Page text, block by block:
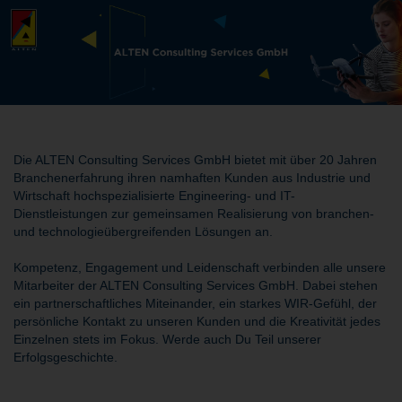
Die ALTEN Consulting Services GmbH bietet mit über 20 Jahren
Branchenerfahrung ihren namhaften Kunden aus Industrie und
Wirtschaft hochspezialisierte Engineering- und IT-
Dienstleistungen zur gemeinsamen Realisierung von branchen-
und technologieübergreifenden Lösungen an.
Kompetenz, Engagement und Leidenschaft verbinden alle unsere
Mitarbeiter der ALTEN Consulting Services GmbH. Dabei stehen
ein partnerschaftliches Miteinander, ein starkes WIR-Gefühl, der
persönliche Kontakt zu unseren Kunden und die Kreativität jedes
Einzelnen stets im Fokus. Werde auch Du Teil unserer
Erfolgsgeschichte.